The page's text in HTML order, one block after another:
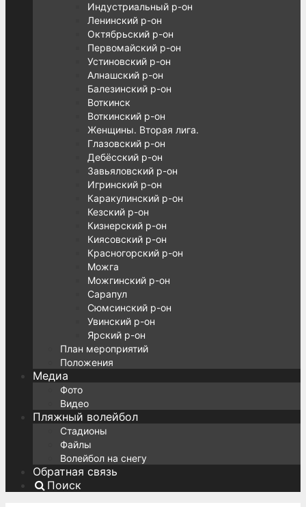
Индустриальный р-он
Ленинский р-он
Октябрьский р-он
Первомайский р-он
Устиновский р-он
Алнашский р-он
Балезинский р-он
Воткинск
Воткинский р-он
Женщины. Вторая лига.
Глазовский р-он
Дебёсский р-он
Завьяловский р-он
Игринский р-он
Каракулинский р-он
Кезский р-он
Кизнерский р-он
Киясовский р-он
Красногорский р-он
Можга
Можгинский р-он
Сарапул
Сюмсинский р-он
Увинский р-он
Ярский р-он
План мероприятий
Положения
Медиа
Фото
Видео
Пляжный волейбол
Стадионы
Файлы
Волейбол на снегу
Обратная связь
Поиск